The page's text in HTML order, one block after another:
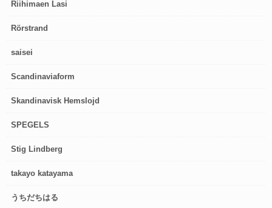
Riihimaen Lasi
Rörstrand
saisei
Scandinaviaform
Skandinavisk Hemslojd
SPEGELS
Stig Lindberg
takayo katayama
うちだちはる